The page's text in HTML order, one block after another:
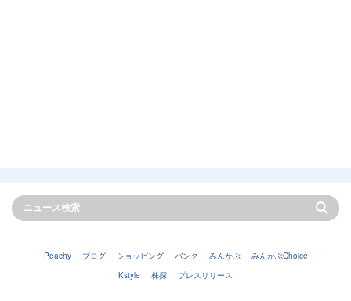
Peachy ブログ ショッピング バンク みんかぶ
みんかぶChoice
Kstyle
株探 プレスリリース